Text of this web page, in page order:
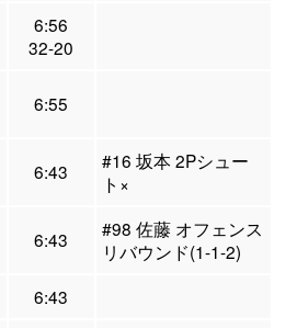
6:56
32-20
6:55
6:43
#16 坂本 2Pシュー
ト×
6:43
#98 佐藤 オフェンス
リバウンド(1-1-2)
6:43